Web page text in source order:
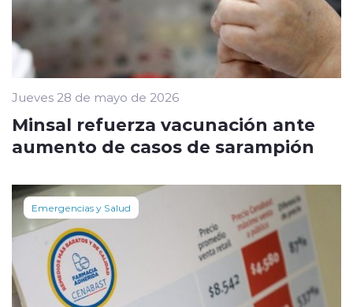
Jueves 28 de mayo de 2026
Minsal refuerza vacunación ante
aumento de casos de sarampión
Emergencias y Salud